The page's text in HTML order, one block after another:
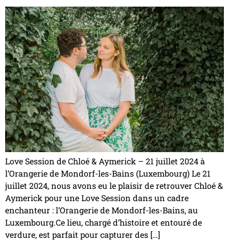
Love Session de Chloé & Aymerick – 21 juillet 2024 à
l’Orangerie de Mondorf-les-Bains (Luxembourg) Le 21
juillet 2024, nous avons eu le plaisir de retrouver Chloé &
Aymerick pour une Love Session dans un cadre
enchanteur : l’Orangerie de Mondorf-les-Bains, au
Luxembourg.Ce lieu, chargé d’histoire et entouré de
verdure, est parfait pour capturer des […]